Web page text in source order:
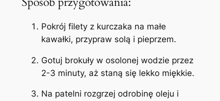
Pokrój filety z kurczaka na małe
kawałki, przypraw solą i pieprzem.
Gotuj brokuły w osolonej wodzie przez
2-3 minuty, aż staną się lekko miękkie.
Na patelni rozgrzej odrobinę oleju i